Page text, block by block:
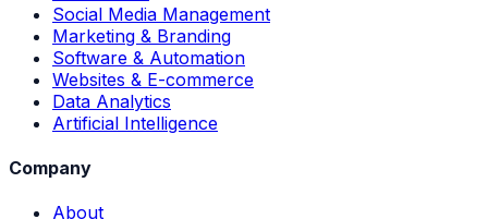
Social Media Management
Marketing & Branding
Software & Automation
Websites & E-commerce
Data Analytics
Artificial Intelligence
Company
About